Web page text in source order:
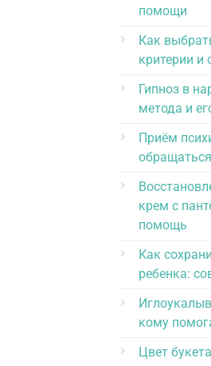
помощи
Как
критерии и
Гипноз в
метода и
Приём
крем с
помощь
Как
ребенка:
кому
Цвет